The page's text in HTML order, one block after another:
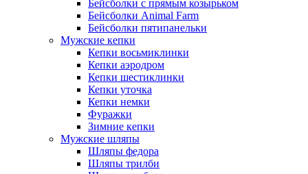
Бейсболки с прямым козырьком
Бейсболки Animal Farm
Бейсболки пятипанельки
Мужские кепки
Кепки восьмиклинки
Кепки аэродром
Кепки шестиклинки
Кепки уточка
Кепки немки
Фуражки
Зимние кепки
Мужские шляпы
Шляпы федора
Шляпы трилби